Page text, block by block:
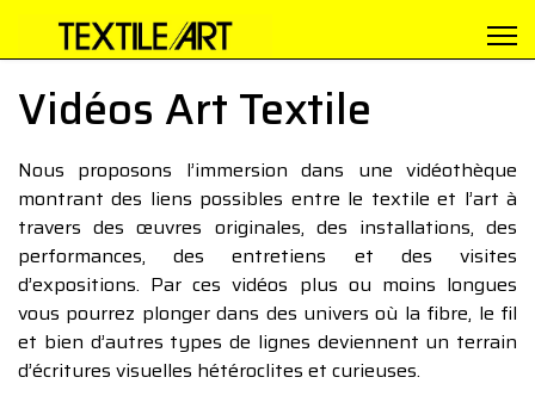
Vidéos Art Textile
Nous proposons l’immersion dans une vidéothèque
montrant des liens possibles entre le textile et l’art à
travers des œuvres originales, des installations, des
performances, des entretiens et des visites
d’expositions. Par ces vidéos plus ou moins longues
vous pourrez plonger dans des univers où la fibre, le fil
et bien d’autres types de lignes deviennent un terrain
d’écritures visuelles hétéroclites et curieuses.